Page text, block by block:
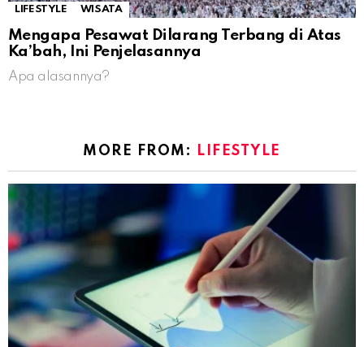
LIFESTYLE WISATA
Mengapa Pesawat Dilarang Terbang di Atas
Ka’bah, Ini Penjelasannya
Apa alasannya?
MORE FROM: LIFESTYLE